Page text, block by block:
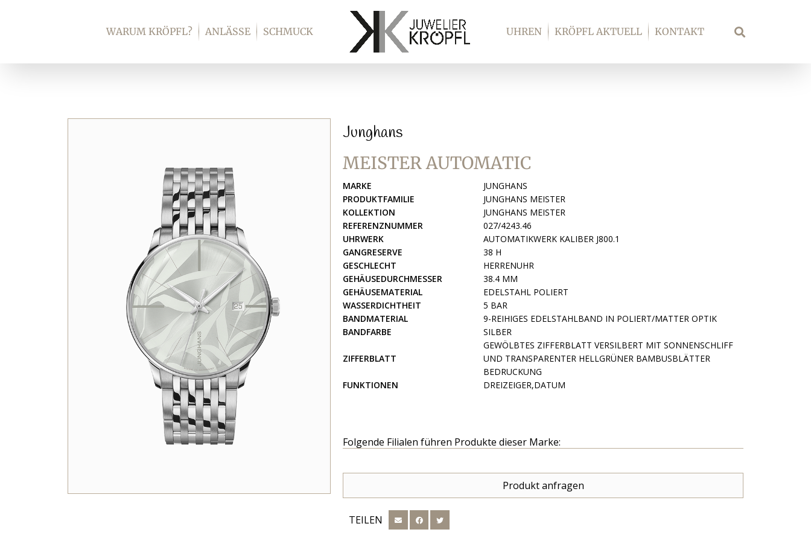
WARUM KRÖPFL? ANLÄSSE SCHMUCK UHREN KRÖPFL AKTUELL KONTAKT Suche
Junghans
MEISTER AUTOMATIC
MARKE
JUNGHANS
PRODUKTFAMILIE
JUNGHANS MEISTER
KOLLEKTION
JUNGHANS MEISTER
REFERENZNUMMER
027/4243.46
UHRWERK
AUTOMATIKWERK KALIBER J800.1
GANGRESERVE
38 H
GESCHLECHT
HERRENUHR
GEHÄUSEDURCHMESSER
38.4 MM
GEHÄUSEMATERIAL
EDELSTAHL POLIERT
WASSERDICHTHEIT
5 BAR
BANDMATERIAL
9-REIHIGES EDELSTAHLBAND IN POLIERT/MATTER OPTIK
BANDFARBE
SILBER
ZIFFERBLATT
GEWÖLBTES ZIFFERBLATT VERSILBERT MIT SONNENSCHLIFF
UND TRANSPARENTER HELLGRÜNER BAMBUSBLÄTTER
BEDRUCKUNG
FUNKTIONEN
DREIZEIGER,DATUM
Folgende Filialen führen Produkte dieser Marke:
Produkt anfragen
TEILEN